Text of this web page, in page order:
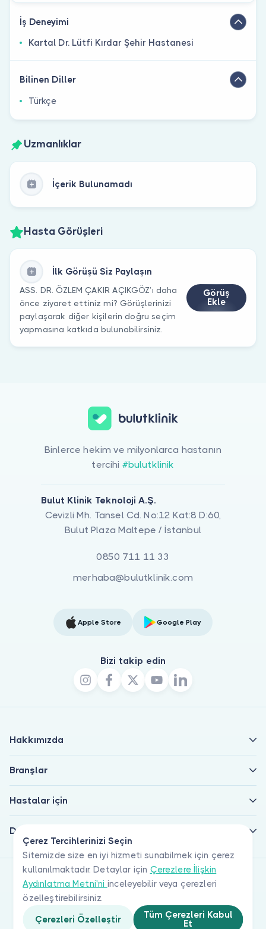
İş Deneyimi
Kartal Dr. Lütfi Kırdar Şehir Hastanesi
Bilinen Diller
Türkçe
Uzmanlıklar
İçerik Bulunamadı
Hasta Görüşleri
İlk Görüşü Siz Paylaşın
ASS. DR. ÖZLEM ÇAKIR AÇIKGÖZ’ı daha
önce ziyaret ettiniz mi? Görüşlerinizi
paylaşarak diğer kişilerin doğru seçim
yapmasına katkıda bulunabilirsiniz.
Görüş
Ekle
Çerez Tercihlerinizi Seçin
Sitemizde size en iyi hizmeti sunabilmek için çerez
kullanılmaktadır. Detaylar için Çerezlere İlişkin
Aydınlatma Metni'ni inceleyebilir veya çerezleri
özelleştirebilirsiniz.
Çerezleri Özelleştir
Tüm Çerezleri Kabul
Et
Binlerce hekim ve milyonlarca hastanın
tercihi #bulutklinik
Bulut Klinik Teknoloji A.Ş.
Cevizli Mh. Tansel Cd. No:12 Kat:8 D:60,
Bulut Plaza Maltepe / İstanbul
0850 711 11 33
merhaba@bulutklinik.com
Apple Store Google Play
Bizi takip edin
Hakkımızda
Branşlar
Hastalar için
Doktorlar için